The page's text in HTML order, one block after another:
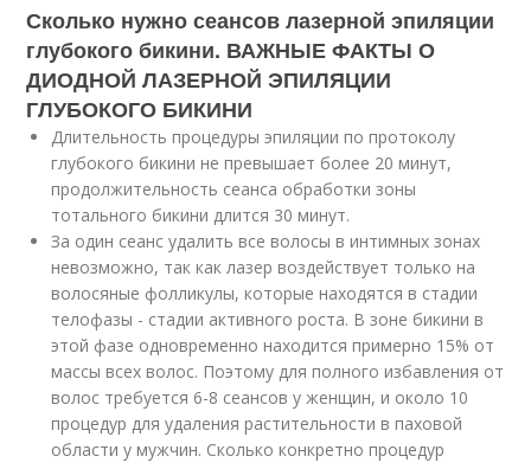
Сколько нужно сеансов лазерной эпиляции
глубокого бикини. ВАЖНЫЕ ФАКТЫ О
ДИОДНОЙ ЛАЗЕРНОЙ ЭПИЛЯЦИИ
ГЛУБОКОГО БИКИНИ
Длительность процедуры эпиляции по протоколу
глубокого бикини не превышает более 20 минут,
продолжительность сеанса обработки зоны
тотального бикини длится 30 минут.
За один сеанс удалить все волосы в интимных зонах
невозможно, так как лазер воздействует только на
волосяные фолликулы, которые находятся в стадии
телофазы - стадии активного роста. В зоне бикини в
этой фазе одновременно находится примерно 15% от
массы всех волос. Поэтому для полного избавления от
волос требуется 6-8 сеансов у женщин, и около 10
процедур для удаления растительности в паховой
области у мужчин. Сколько конкретно процедур